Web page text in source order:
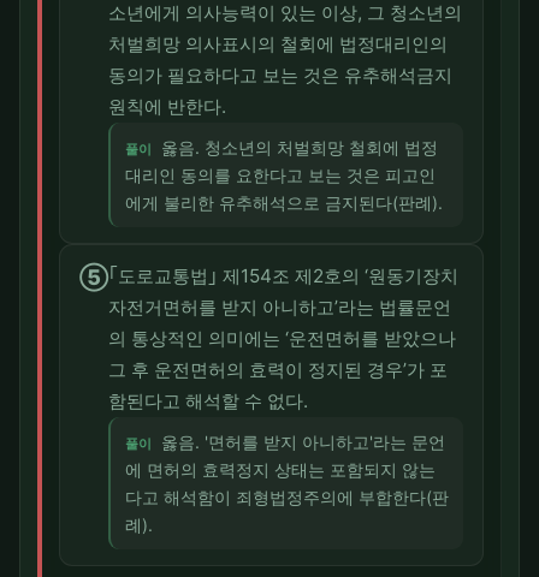
소년에게 의사능력이 있는 이상, 그 청소년의
처벌희망 의사표시의 철회에 법정대리인의
동의가 필요하다고 보는 것은 유추해석금지
원칙에 반한다.
풀이
옳음. 청소년의 처벌희망 철회에 법정
대리인 동의를 요한다고 보는 것은 피고인
에게 불리한 유추해석으로 금지된다(판례).
⑤｢도로교통법｣ 제154조 제2호의 ‘원동기장치
자전거면허를 받지 아니하고’라는 법률문언
의 통상적인 의미에는 ‘운전면허를 받았으나
그 후 운전면허의 효력이 정지된 경우’가 포
함된다고 해석할 수 없다.
풀이
옳음. '면허를 받지 아니하고'라는 문언
에 면허의 효력정지 상태는 포함되지 않는
다고 해석함이 죄형법정주의에 부합한다(판
례).